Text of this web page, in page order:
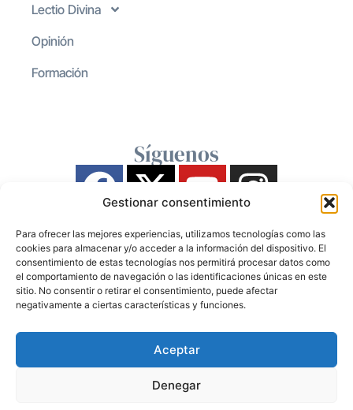
Gestionar consentimiento
Para ofrecer las mejores experiencias, utilizamos tecnologías como las
cookies para almacenar y/o acceder a la información del dispositivo. El
consentimiento de estas tecnologías nos permitirá procesar datos como
el comportamiento de navegación o las identificaciones únicas en este
sitio. No consentir o retirar el consentimiento, puede afectar
negativamente a ciertas características y funciones.
Aceptar
Denegar
Lectio Divina
Opinión
Formación
Síguenos